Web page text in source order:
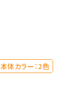
本体カラー：2色